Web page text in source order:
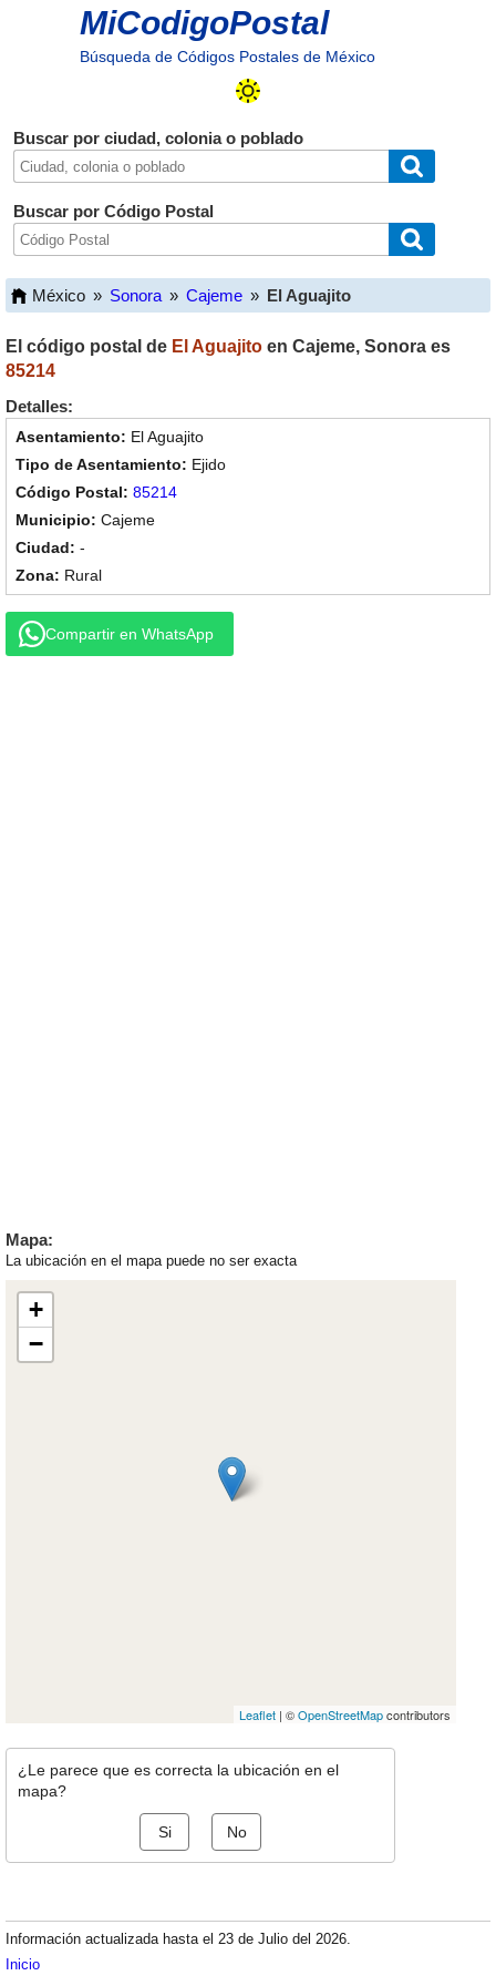
MiCodigoPostal
Búsqueda de Códigos Postales de México
Buscar por ciudad, colonia o poblado
Buscar por Código Postal
México » Sonora » Cajeme » El Aguajito
El código postal de El Aguajito en Cajeme, Sonora es
85214
Detalles:
El Aguajito
Ejido
85214
Cajeme
-
Rural
Compartir en WhatsApp
Mapa:
La ubicación en el mapa puede no ser exacta
+
−
Leaflet | ©OpenStreetMapcontributors
¿Le parece que es correcta la ubicación en el
mapa?
Si No
Información actualizada hasta el 23 de Julio del 2026.
Inicio